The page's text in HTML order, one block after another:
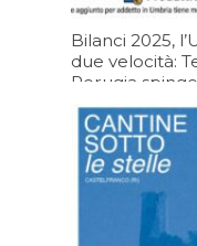
Bilanci 2025,
due velocità:
Perugia
05/08/2026